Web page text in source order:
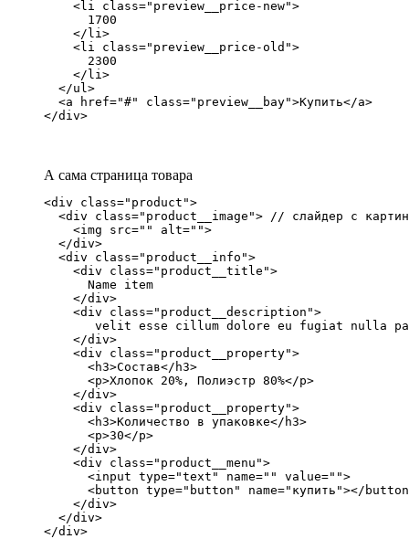
    <li class="preview__price-new">
      1700
    </li>
    <li class="preview__price-old">
      2300
    </li>
  </ul>
  <a href="#" class="preview__bay">Купить</a>
</div>
А сама страница товара
<div class="product">
<div class="product__image"> // слайдер с
    <img src="" alt="">
  </div>
  <div class="product__info">
    <div class="product__title">
      Name item
    </div>
    <div class="product__description">
velit esse cillum dolore eu fugiat nulla
    </div>
    <div class="product__property">
      <h3>Состав</h3>
      <p>Хлопок 20%, Полиэстр 80%</p>
    </div>
    <div class="product__property">
      <h3>Количество в упаковке</h3>
      <p>30</p>
    </div>
    <div class="product__menu">
      <input type="text" name="" value="">
<button type="button" name="купить"></
    </div>
  </div>
</div>